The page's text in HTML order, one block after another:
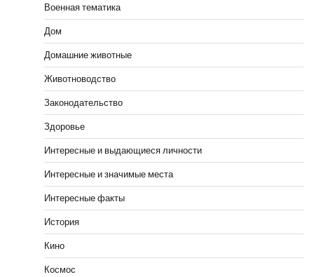
Военная тематика
Дом
Домашние животные
Животноводство
Законодательство
Здоровье
Интересные и выдающиеся личности
Интересные и значимые места
Интересные факты
История
Кино
Космос